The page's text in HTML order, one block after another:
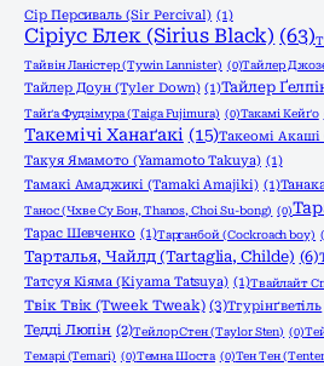
Сір Персиваль (Sir Percival) (1)
Сіріус Блек (Sirius Black) (63)
Тайвін Ланістер (Tywin Lannister) (0)Тайлер
Тайлер Доун (Tyler Down) (1)Тайлер
Тайґа Фудзімура (Taiga Fujimura) (0)Такамі Кейґо
Такемічі Ханаґакі (15)Такеомі
Такуя Ямамото (Yamamoto Takuya) (1)
Тамакі Амаджикі (Tamaki Amajiki) (1)
Танос (Чхве Су Бон, Thanos, Choi Su-bong) (0)
Тарас Шевченко (1)Тарганбой (Cockroach boy)
Тарталья, Чайлд (Tartaglia, Childe) (6)
Татсуя Кіяма (Kiyama Tatsuya) (1)Твайлайт
Твік Твік (Tweek Tweak) (3)Тгурінґветіль
Тедді Люпін (2)Тейлор Стен (Taylor Sten) (0)
Темарі (Temari) (0)Темна Шоста (0)Тен Тен